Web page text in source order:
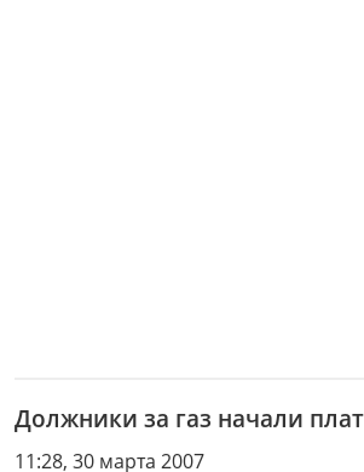
Должники за газ начали
11:28, 30 марта 2007